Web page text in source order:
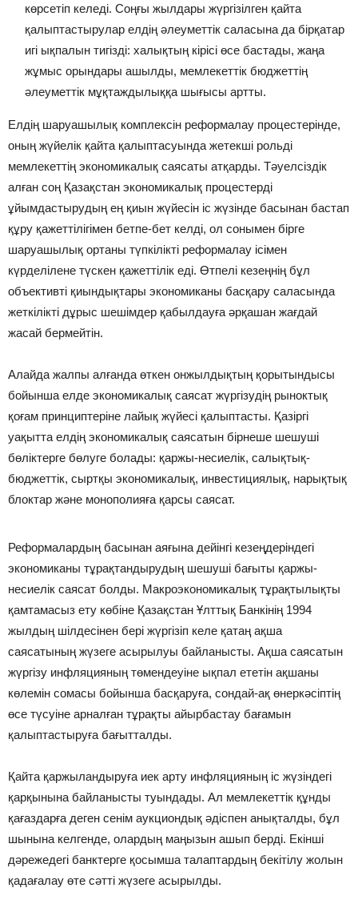
көрсетіп келеді. Соңғы жылдары жүргізілген қайта
қалыптастырулар елдің әлеуметтік саласына да бірқатар
игі ықпалын тигізді: халықтың кірісі өсе бастады, жаңа
жұмыс орындары ашылды, мемлекеттік бюджеттің
әлеуметтік мұқтаждылыққа шығысы артты.
Елдің шаруашылық комплексін реформалау процестерінде,
оның жүйелік қайта қалыптасуында жетекші рольді
мемлекеттің экономикалық саясаты атқарды. Тәуелсіздік
алған соң Қазақстан экономикалық процестерді
ұйымдастырудың ең қиын жүйесін іс жүзінде басынан бастап
құру қажеттілігімен бетпе-бет келді, ол сонымен бірге
шаруашылық ортаны түпкілікті реформалау ісімен
күрделілене түскен қажеттілік еді. Өтпелі кезеңнің бұл
объективті қиындықтары экономиканы басқару саласында
жеткілікті дұрыс шешімдер қабылдауға әрқашан жағдай
жасай бермейтін.
Алайда жалпы алғанда өткен онжылдықтың қорытындысы
бойынша елде экономикалық саясат жүргізудің рыноктық
қоғам принциптеріне лайық жүйесі қалыптасты. Қазіргі
уақытта елдің экономикалық саясатын бірнеше шешуші
бөліктерге бөлуге болады: қаржы-несиелік, салықтық-
бюджеттік, сыртқы экономикалық, инвестициялық, нарықтық
блоктар және монополияға қарсы саясат.
Реформалардың басынан аяғына дейінгі кезеңдеріндегі
экономиканы тұрақтандырудың шешуші бағыты қаржы-
несиелік саясат болды. Макроэкономикалық тұрақтылықты
қамтамасыз ету көбіне Қазақстан Ұлттық Банкінің 1994
жылдың шілдесінен бері жүргізіп келе қатаң ақша
саясатының жүзеге асырылуы байланысты. Ақша саясатын
жүргізу инфляцияның төмендеуіне ықпал ететін ақшаны
көлемін сомасы бойынша басқаруға, сондай-ақ өнеркәсіптің
өсе түсуіне арналған тұрақты айырбастау бағамын
қалыптастыруға бағытталды.
Қайта қаржыландыруға иек арту инфляцияның іс жүзіндегі
қарқынына байланысты туындады. Ал мемлекеттік құнды
қағаздарға деген сенім аукциондық әдіспен анықталды, бұл
шынына келгенде, олардың маңызын ашып берді. Екінші
дәрежедегі банктерге қосымша талаптардың бекітілу жолын
қадағалау өте сәтті жүзеге асырылды.